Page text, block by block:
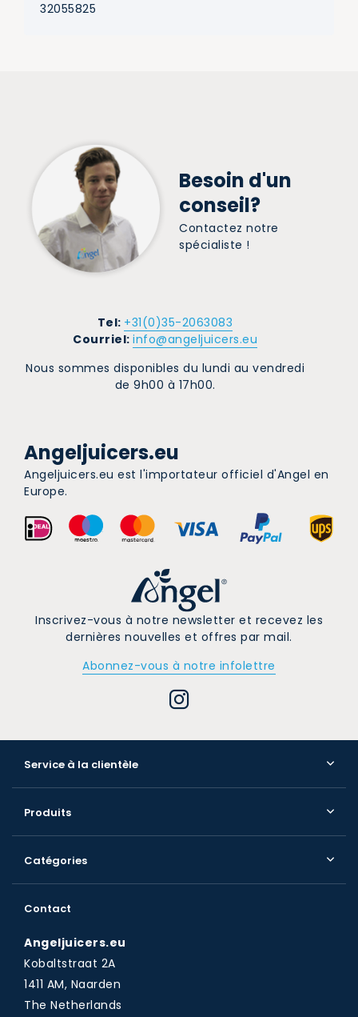
32055825
Besoin d'un
conseil?
Contactez notre
spécialiste !
Tel: +31(0)35-2063083
Courriel: info@angeljuicers.eu
Nous sommes disponibles du lundi au vendredi
de 9h00 à 17h00.
Angeljuicers.eu
Angeljuicers.eu est l'importateur officiel d'Angel en
Europe.
Inscrivez-vous à notre newsletter et recevez les
dernières nouvelles et offres par mail.
Abonnez-vous à notre infolettre
Service à la clientèle
Produits
Catégories
Contact
Angeljuicers.eu
Kobaltstraat 2A
1411 AM, Naarden
The Netherlands